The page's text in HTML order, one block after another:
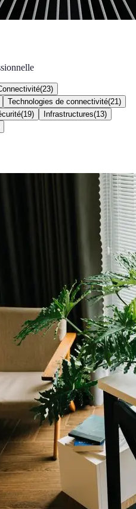
(23)
Technologies de connectivité(21 )
(19) Infrastructures(13)